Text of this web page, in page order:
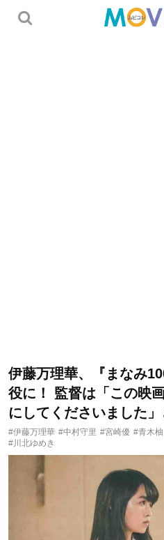
伊藤万理華、『まなみ
役に！ 監督は「この映
にしてくださいました
#伊藤万理華 #中村守里 #宮崎優 #青木柚
#川北ゆめき